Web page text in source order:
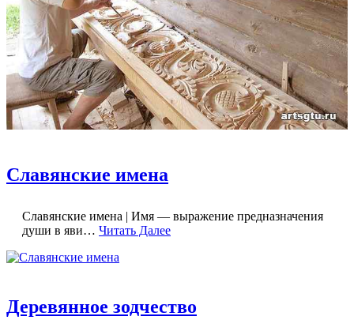
Славянские имена
Славянские имена | Имя — выражение предназначения
души в яви… Читать Далее
Деревянное зодчество